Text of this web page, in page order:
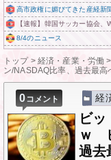
高市政権に媚びてきた産経新
【速報】韓国サッカー協会
8/4のニュース
トップ> 経済・産業・労働 >
ン/NASDAQ比率、過去最高
0コメント 経
ビ
ｗ
過去